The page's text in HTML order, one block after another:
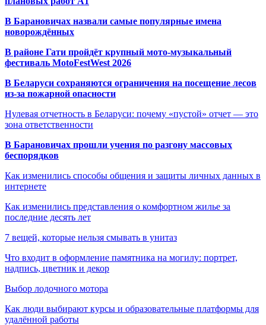
В Барановичах назвали самые популярные имена
новорождённых
В районе Гати пройдёт крупный мото-музыкальный
фестиваль MotoFestWest 2026
В Беларуси сохраняются ограничения на посещение лесов
из-за пожарной опасности
Нулевая отчетность в Беларуси: почему «пустой» отчет — это
зона ответственности
В Барановичах прошли учения по разгону массовых
беспорядков
Как изменились способы общения и защиты личных данных в
интернете
Как изменились представления о комфортном жилье за
последние десять лет
7 вещей, которые нельзя смывать в унитаз
Что входит в оформление памятника на могилу: портрет,
надпись, цветник и декор
Выбор лодочного мотора
Как люди выбирают курсы и образовательные платформы для
удалённой работы